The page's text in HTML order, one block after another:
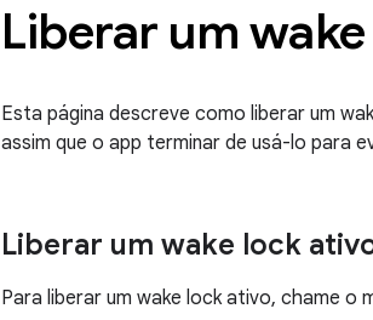
Liberar um
Esta página descreve como liberar um
assim que o app terminar de usá-lo para
Liberar um wake lock
Para liberar um wake lock ativo, chame o